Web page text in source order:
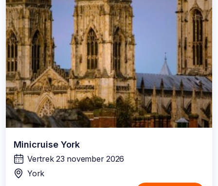
Minicruise York
wanneer:
Vertrek 23 november 2026
locatie:
York